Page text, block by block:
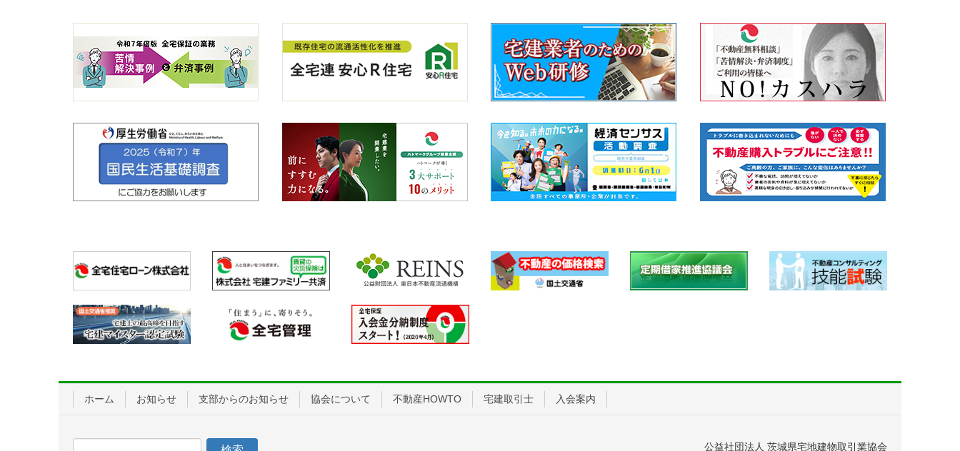
ホーム お知らせ 支部からのお知らせ 協会について 不動産HOWTO 宅建取引士 入会案内
公益社団法人 茨城県宅地建物取引業協会